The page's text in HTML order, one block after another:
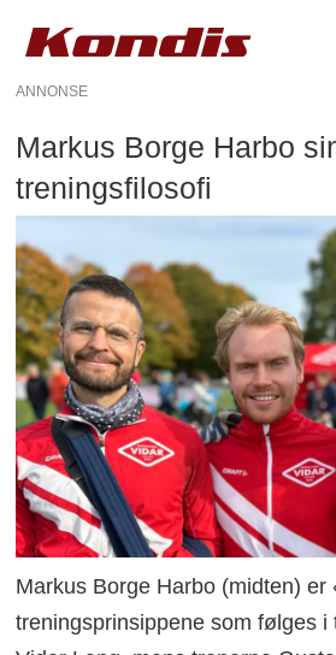
ANNONSE
Markus Borge Harbo
treningsfilosofi
Markus Borge Harbo (midten) er
treningsprinsippene som følges i